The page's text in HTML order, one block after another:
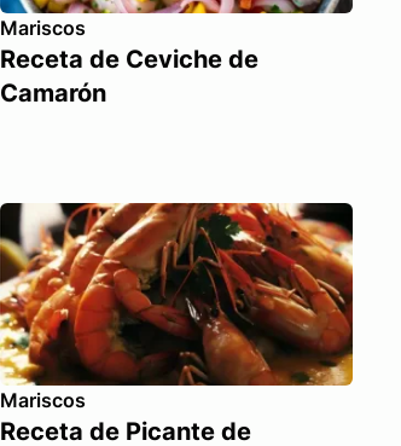
Mariscos
Receta de Ceviche de
Camarón
Mariscos
Receta de Picante de